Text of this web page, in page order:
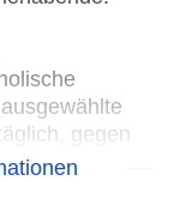
gegen
alkoholische